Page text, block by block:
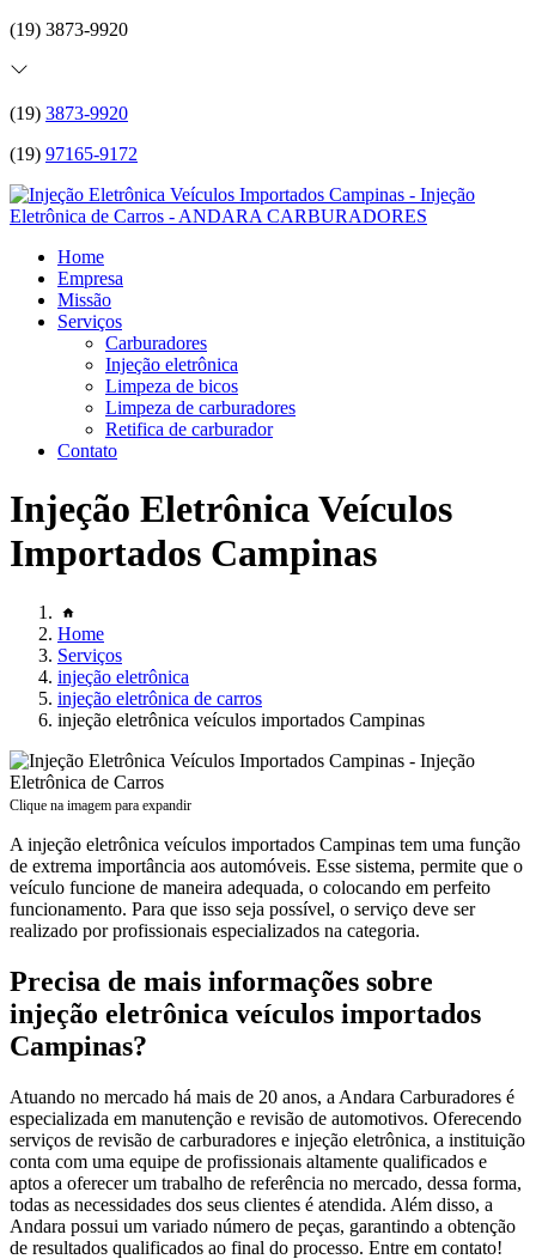
(19) 3873-9920
(19) 3873-9920
(19) 97165-9172
Home
Empresa
Missão
Serviços
Carburadores
Injeção eletrônica
Limpeza de bicos
Limpeza de carburadores
Retifica de carburador
Contato
Injeção Eletrônica Veículos
Importados Campinas
Home
Serviços
injeção eletrônica
injeção eletrônica de carros
injeção eletrônica veículos importados Campinas
Clique na imagem para expandir
A injeção eletrônica veículos importados Campinas tem uma função
de extrema importância aos automóveis. Esse sistema, permite que o
veículo funcione de maneira adequada, o colocando em perfeito
funcionamento. Para que isso seja possível, o serviço deve ser
realizado por profissionais especializados na categoria.
Precisa de mais informações sobre
injeção eletrônica veículos importados
Campinas?
Atuando no mercado há mais de 20 anos, a Andara Carburadores é
especializada em manutenção e revisão de automotivos. Oferecendo
serviços de revisão de carburadores e injeção eletrônica, a instituição
conta com uma equipe de profissionais altamente qualificados e
aptos a oferecer um trabalho de referência no mercado, dessa forma,
todas as necessidades dos seus clientes é atendida. Além disso, a
Andara possui um variado número de peças, garantindo a obtenção
de resultados qualificados ao final do processo. Entre em contato!